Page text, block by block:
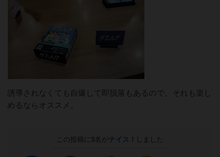
誘導されなくても自爆して即脱落もあるので、それも楽し
めるならオススメ。
この投稿に 3名がナイス！ しました